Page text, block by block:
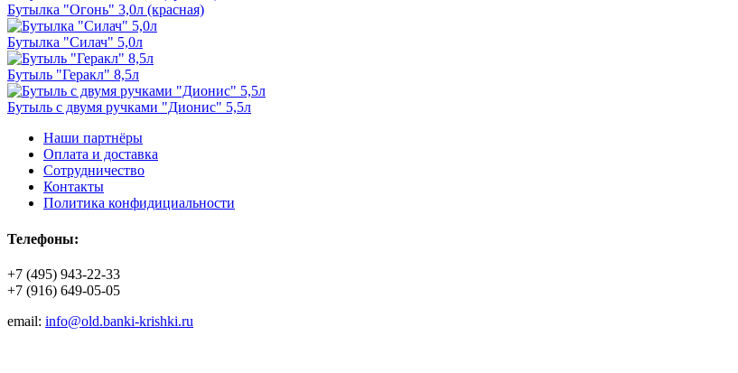
Бутылка "Огонь" 3,0л (красная)
Бутылка "Силач" 5,0л
Бутыль "Геракл" 8,5л
Бутыль с двумя ручками "Дионис" 5,5л
Наши партнёры
Оплата и доставка
Сотрудничество
Контакты
Политика конфидициальности
Телефоны:
+7 (495) 943-22-33
+7 (916) 649-05-05
email: info@old.banki-krishki.ru